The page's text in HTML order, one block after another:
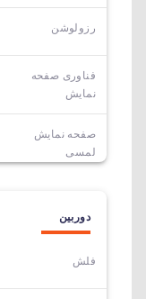
رزولوشن
فناوری صفحه
نمایش
صفحه نمایش
لمسی
دوربین
فلش